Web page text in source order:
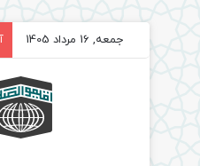
جمعه, 16 مرداد 1405